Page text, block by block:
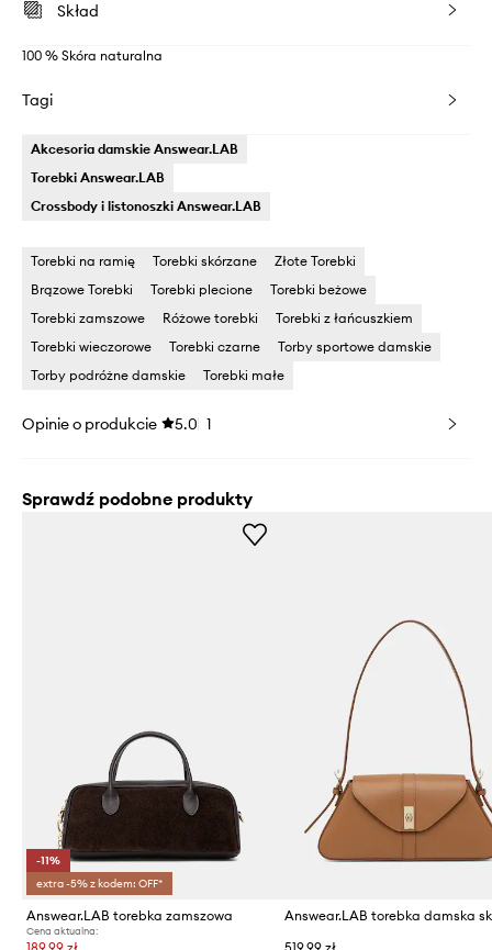
Skład
100 % Skóra naturalna
Tagi
Akcesoria damskie Answear.LAB
Torebki Answear.LAB
Crossbody i listonoszki Answear.LAB
Torebki na ramię Torebki skórzane
Złote Torebki
Brązowe Torebki
Torebki plecione
Torebki beżowe
Torebki zamszowe
Różowe torebki
Torebki z łańcuszkiem
Torebki wieczorowe
Torebki czarne
Torby sportowe damskie
Torby podróżne damskie
Torebki małe
Opinie o produkcie 5.0 1
Sprawdź podobne produkty
-11%
extra -5% z kodem: OFF*
Answear.LAB torebka zamszowa
Cena aktualna: